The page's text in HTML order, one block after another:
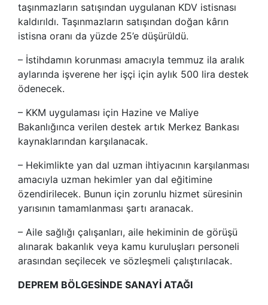
taşınmazların satışından uygulanan KDV istisnası
kaldırıldı. Taşınmazların satışından doğan kârın
istisna oranı da yüzde 25’e düşürüldü.
– İstihdamın korunması amacıyla temmuz ila aralık
aylarında işverene her işçi için aylık 500 lira destek
ödenecek.
– KKM uygulaması için Hazine ve Maliye
Bakanlığınca verilen destek artık Merkez Bankası
kaynaklarından karşılanacak.
– Hekimlikte yan dal uzman ihtiyacının karşılanması
amacıyla uzman hekimler yan dal eğitimine
özendirilecek. Bunun için zorunlu hizmet süresinin
yarısının tamamlanması şartı aranacak.
– Aile sağlığı çalışanları, aile hekiminin de görüşü
alınarak bakanlık veya kamu kuruluşları personeli
arasından seçilecek ve sözleşmeli çalıştırılacak.
DEPREM BÖLGESİNDE SANAYİ ATAĞI